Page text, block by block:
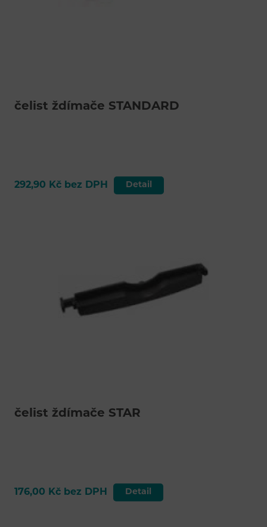
čelist ždímače STANDARD
292,90 Kč bez DPH Detail
čelist ždímače STAR
176,00 Kč bez DPH Detail